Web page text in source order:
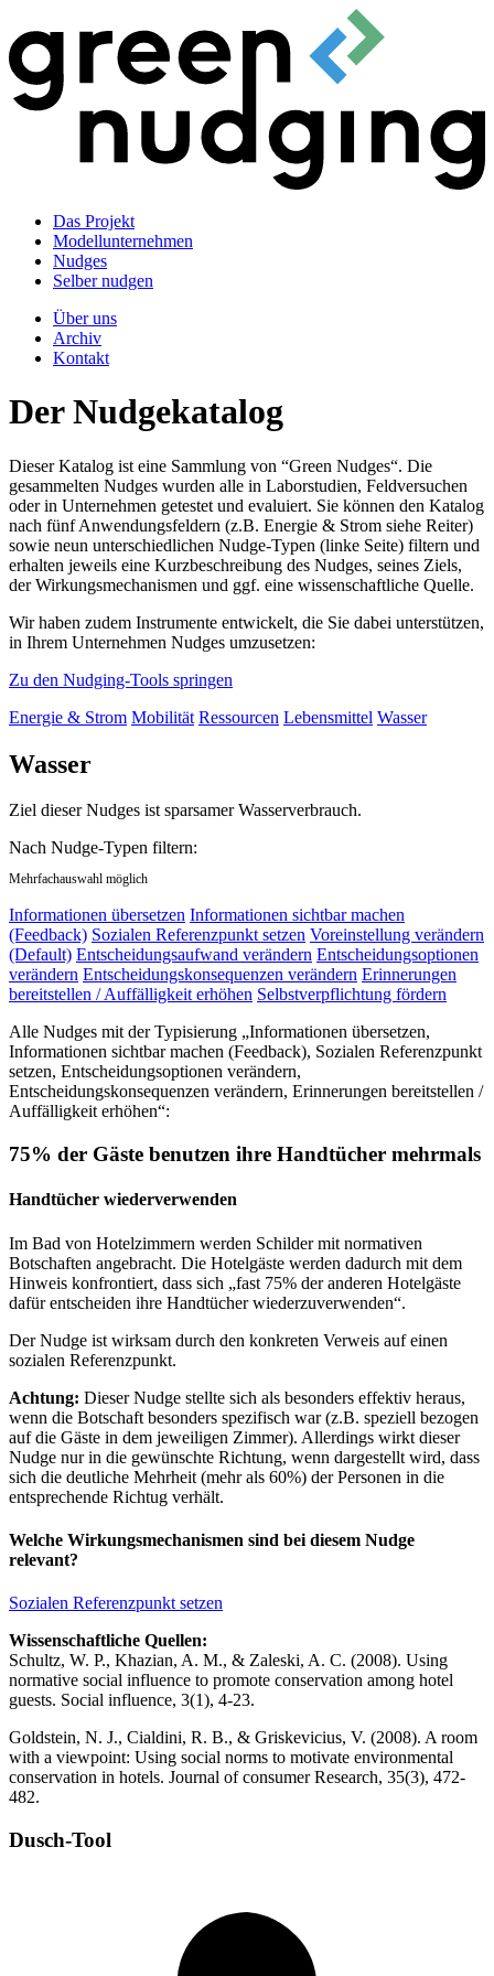
Das Projekt
Modellunternehmen
Nudges
Selber nudgen
Über uns
Archiv
Kontakt
Der Nudgekatalog
Dieser Katalog ist eine Sammlung von “Green Nudges“. Die
gesammelten Nudges wurden alle in Laborstudien, Feldversuchen
oder in Unternehmen getestet und evaluiert. Sie können den Katalog
nach fünf Anwendungsfeldern (z.B. Energie & Strom siehe Reiter)
sowie neun unterschiedlichen Nudge-Typen (linke Seite) filtern und
erhalten jeweils eine Kurzbeschreibung des Nudges, seines Ziels,
der Wirkungsmechanismen und ggf. eine wissenschaftliche Quelle.
Wir haben zudem Instrumente entwickelt, die Sie dabei unterstützen,
in Ihrem Unternehmen Nudges umzusetzen:
Zu den Nudging-Tools springen
Energie & Strom Mobilität Ressourcen Lebensmittel Wasser
Wasser
Ziel dieser Nudges ist sparsamer Wasserverbrauch.
Nach Nudge-Typen filtern:
Mehrfachauswahl möglich
Informationen übersetzen Informationen sichtbar machen
(Feedback) Sozialen Referenzpunkt setzen Voreinstellung verändern
(Default) Entscheidungsaufwand verändern Entscheidungsoptionen
verändern Entscheidungskonsequenzen verändern Erinnerungen
bereitstellen / Auffälligkeit erhöhen Selbstverpflichtung fördern
Alle Nudges mit der Typisierung „Informationen übersetzen,
Informationen sichtbar machen (Feedback), Sozialen Referenzpunkt
setzen, Entscheidungsoptionen verändern,
Entscheidungskonsequenzen verändern, Erinnerungen bereitstellen /
Auffälligkeit erhöhen“:
75% der Gäste benutzen ihre Handtücher mehrmals
Handtücher wiederverwenden
Im Bad von Hotelzimmern werden Schilder mit normativen
Botschaften angebracht. Die Hotelgäste werden dadurch mit dem
Hinweis konfrontiert, dass sich „fast 75% der anderen Hotelgäste
dafür entscheiden ihre Handtücher wiederzuverwenden“.
Der Nudge ist wirksam durch den konkreten Verweis auf einen
sozialen Referenzpunkt.
Achtung: Dieser Nudge stellte sich als besonders effektiv heraus,
wenn die Botschaft besonders spezifisch war (z.B. speziell bezogen
auf die Gäste in dem jeweiligen Zimmer). Allerdings wirkt dieser
Nudge nur in die gewünschte Richtung, wenn dargestellt wird, dass
sich die deutliche Mehrheit (mehr als 60%) der Personen in die
entsprechende Richtug verhält.
Welche Wirkungsmechanismen sind bei diesem Nudge
relevant?
Sozialen Referenzpunkt setzen
Wissenschaftliche Quellen:
Schultz, W. P., Khazian, A. M., & Zaleski, A. C. (2008). Using
normative social influence to promote conservation among hotel
guests. Social influence, 3(1), 4-23.
Goldstein, N. J., Cialdini, R. B., & Griskevicius, V. (2008). A room
with a viewpoint: Using social norms to motivate environmental
conservation in hotels. Journal of consumer Research, 35(3), 472-
482.
Dusch-Tool